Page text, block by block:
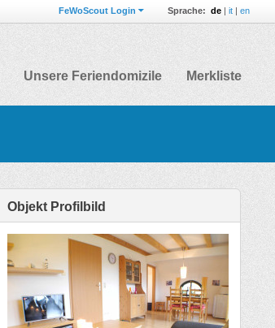
Unsere Feriendomizile Merkliste
Sprache: de | it | en
FeWoScout Login
Objekt Profilbild